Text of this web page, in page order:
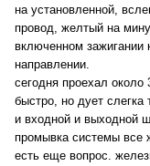
на установленной,
провод, желтый на
включенном зажигании
направлении.
сегодня проехал
быстро, но дует слегка
и входной и выходной
промывка системы все
есть еще вопрос.